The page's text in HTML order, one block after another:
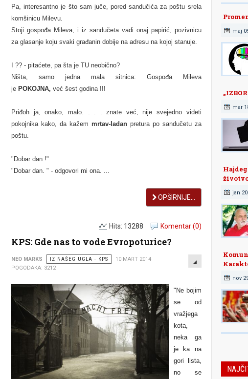
Pa, interesantno je što sam juče, pored sandučića za poštu srela
komšinicu Milevu.
Stoji gospođa Mileva, i iz sandučeta vadi onaj papirić, pozivnicu
za glasanje koju svaki građanin dobije na adresu na kojoj stanuje.
I ?? - pitaćete, pa šta je TU neobično?
Ništa, samo jedna mala sitnica: Gospođa Mileva
je POKOJNA, već šest godina !!!
Priđoh ja, onako, malo. . . . znate već, nije svejedno videti
pokojnika kako, da kažem mrtav-ladanpretura po sandučetu za
poštu.
"Dobar dan !"
"Dobar dan. " - odgovori mi ona. ...
OPŠIRNIJE...
Komentar (0)
Hits: 13288
KPS: Gde nas to vode Evropoturice?
EMPTY
NEO MARKS IZ NAŠEG UGLA - KPS
10 MART 2014
POGODAKA: 3212
"Ne bojim
se od
vražjega
kota,
neka ga
je ka na
gori lista,
no se
maj
mar
jan
nov